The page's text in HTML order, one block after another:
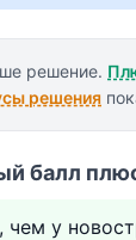
решение.
решения
балл
у